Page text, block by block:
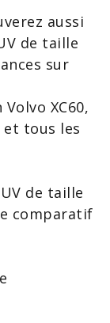
aussi
de taille
sur
XC60,
et tous les
de taille
comparatif